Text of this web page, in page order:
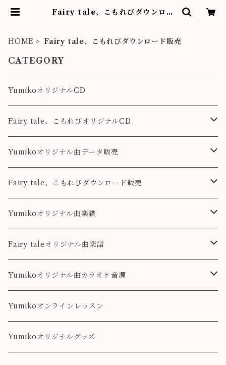
Fairy tale、こもれびダウンロー
HOME
Fairy tale、こもれびダウンロード販売
CATEGORY
YumikoオリジナルCD
Fairy tale、こもれびオリジナルCD
Fairy tale
こもれび
Yumikoオリジナル曲データ販売
Pleasure
Destiny
Destiny
colorful
Fairy tale、こもれびダウンロード販売
Fairy tale
こもれび
Yumikoオリジナル曲楽譜
Pleasure
Destiny
colorful
Fairy taleオリジナル曲楽譜
Landscape
Fairy Song
Yumikoオリジナル曲カラオケ音源
Pleasure
Destiny
Yumikoオンラインレッスン
Yumikoオリジナルグッズ